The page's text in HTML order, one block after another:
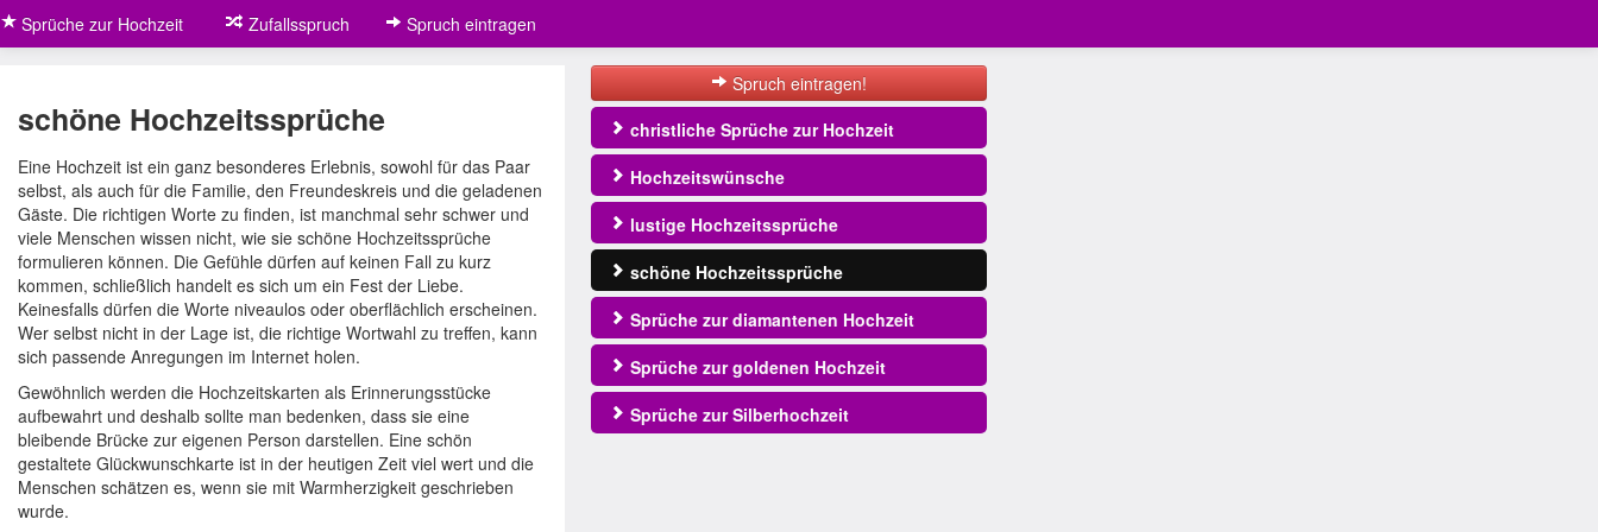
Sprüche zur Hochzeit Zufallsspruch Spruch eintragen
schöne Hochzeitssprüche
Eine Hochzeit ist ein ganz besonderes Erlebnis, sowohl für das Paar
selbst, als auch für die Familie, den Freundeskreis und die geladenen
Gäste. Die richtigen Worte zu finden, ist manchmal sehr schwer und
viele Menschen wissen nicht, wie sie schöne Hochzeitssprüche
formulieren können. Die Gefühle dürfen auf keinen Fall zu kurz
kommen, schließlich handelt es sich um ein Fest der Liebe.
Keinesfalls dürfen die Worte niveaulos oder oberflächlich erscheinen.
Wer selbst nicht in der Lage ist, die richtige Wortwahl zu treffen, kann
sich passende Anregungen im Internet holen.
Gewöhnlich werden die Hochzeitskarten als Erinnerungsstücke
aufbewahrt und deshalb sollte man bedenken, dass sie eine
bleibende Brücke zur eigenen Person darstellen. Eine schön
gestaltete Glückwunschkarte ist in der heutigen Zeit viel wert und die
Menschen schätzen es, wenn sie mit Warmherzigkeit geschrieben
wurde.
Spruch eintragen!
christliche Sprüche zur Hochzeit
Hochzeitswünsche
lustige Hochzeitssprüche
schöne Hochzeitssprüche
Sprüche zur diamantenen Hochzeit
Sprüche zur goldenen Hochzeit
Sprüche zur Silberhochzeit